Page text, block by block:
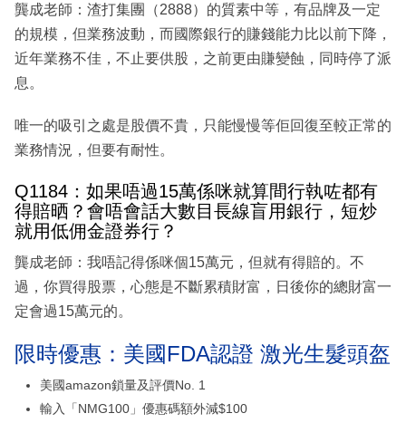
龔成老師：渣打集團（2888）的質素中等，有品牌及一定
的規模，但業務波動，而國際銀行的賺錢能力比以前下降，
近年業務不佳，不止要供股，之前更由賺變蝕，同時停了派
息。
唯一的吸引之處是股價不貴，只能慢慢等佢回復至較正常的
業務情況，但要有耐性。
Q1184：如果唔過15萬係咪就算間行執咗都有
得賠晒？會唔會話大數目長線盲用銀行，短炒
就用低佣金證券行？
龔成老師：我唔記得係咪個15萬元，但就有得賠的。不
過，你買得股票，心態是不斷累積財富，日後你的總財富一
定會過15萬元的。
限時優惠：美國FDA認證 激光生髮頭盔
美國amazon鎖量及評價No. 1
輸入「NMG100」優惠碼額外減$100